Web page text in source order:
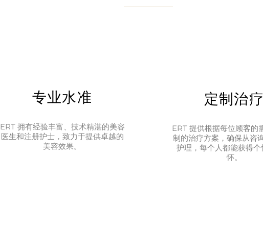
专业水准
ERT 拥有经验丰富、技术精湛的美容
医生和注册护士，致力于提供卓越的
美容效果。
定制治
ERT 提供根据每位顾客的
制的治疗方案，确保从咨
护理，每个人都能获得
怀。